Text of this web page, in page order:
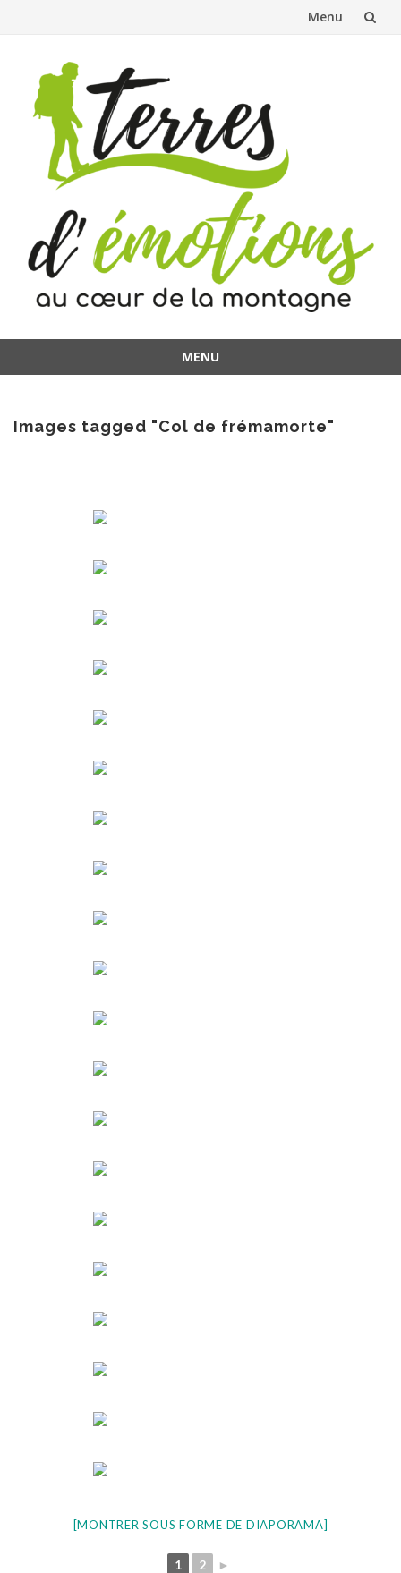
Menu
contenu
MENU
contenu
Images tagged "Col de frémamorte"
[MONTRER SOUS FORME DE DIAPORAMA]
1 2 ►